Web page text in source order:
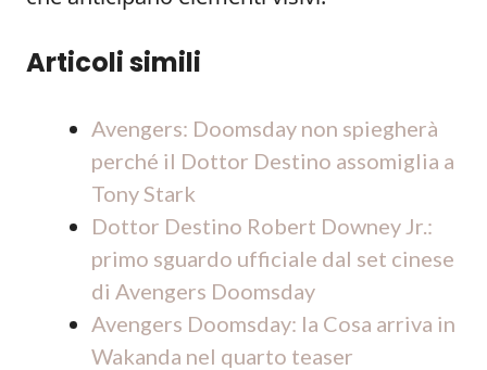
Articoli simili
Avengers: Doomsday non spiegherà
perché il Dottor Destino assomiglia a
Tony Stark
Dottor Destino Robert Downey Jr.:
primo sguardo ufficiale dal set cinese
di Avengers Doomsday
Avengers Doomsday: la Cosa arriva in
Wakanda nel quarto teaser